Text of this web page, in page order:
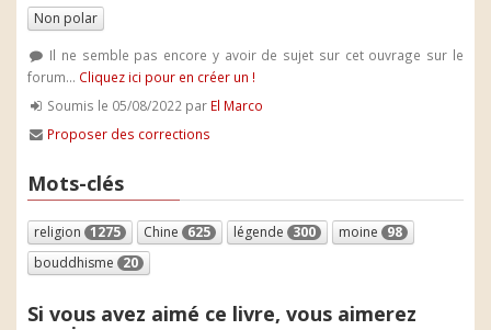
Non polar
Il ne semble pas encore y avoir de sujet sur cet ouvrage sur le
forum... Cliquez ici pour en créer un !
Soumis le 05/08/2022 par El Marco
Proposer des corrections
Mots-clés
religion 1275 Chine 625 légende 300 moine 98
bouddhisme 20
Si vous avez aimé ce livre, vous aimerez